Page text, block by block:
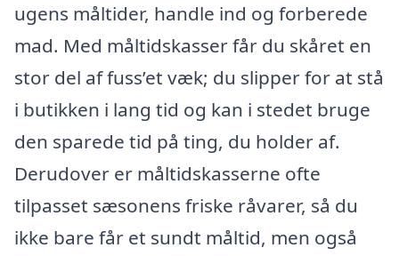
ugens måltider, handle ind og forberede
mad. Med måltidskasser får du skåret en
stor del af fuss’et væk; du slipper for at stå
i butikken i lang tid og kan i stedet bruge
den sparede tid på ting, du holder af.
Derudover er måltidskasserne ofte
tilpasset sæsonens friske råvarer, så du
ikke bare får et sundt måltid, men også